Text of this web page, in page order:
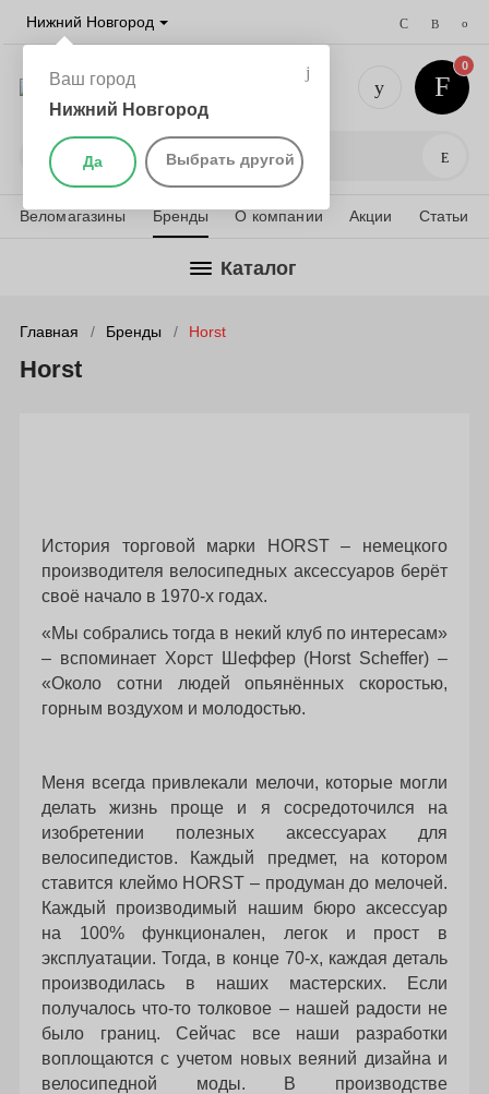
Нижний Новгород
Ваш город
Нижний Новгород
Да Выбрать другой Поиск
+7 (831)
0
Веломагазины Бренды О компании Акции Статьи
Каталог
Главная Бренды Horst
Horst
История торговой марки HORST – немецкого
производителя велосипедных аксессуаров берёт
своё начало в 1970-х годах.
«Мы собрались тогда в некий клуб по интересам»
– вспоминает Хорст Шеффер (Horst Scheffer) –
«Около сотни людей опьянённых скоростью,
горным воздухом и молодостью.
Меня всегда привлекали мелочи, которые могли
делать жизнь проще и я сосредоточился на
изобретении полезных аксессуарах для
велосипедистов. Каждый предмет, на котором
ставится клеймо HORST – продуман до мелочей.
Каждый производимый нашим бюро аксессуар
на 100% функционален, легок и прост в
эксплуатации. Тогда, в конце 70-х, каждая деталь
производилась в наших мастерских. Если
получалось что-то толковое – нашей радости не
было границ. Сейчас все наши разработки
воплощаются с учетом новых веяний дизайна и
велосипедной моды. В производстве